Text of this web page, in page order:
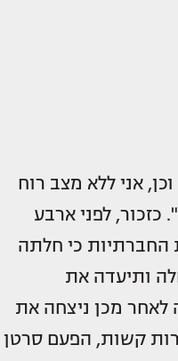
"איכילוב, here I come again וכן, אני ללא מצב רוח
כזכור, לפני ארבע
החברתיות כי חלתה
ותיעדה את
מכן ניצחה את
קשות, הפעם סרטן